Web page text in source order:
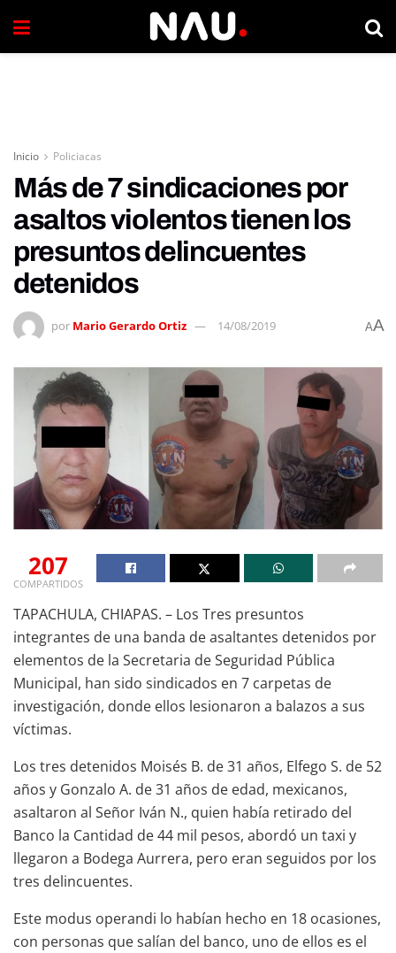
Inicio Policiacas
Más de 7 sindicaciones por
asaltos violentos tienen los
presuntos delincuentes
detenidos
por Mario Gerardo Ortiz 14/08/2019 AA
207
COMPARTIDOS
TAPACHULA, CHIAPAS. – Los Tres presuntos
integrantes de una banda de asaltantes detenidos por
elementos de la Secretaria de Seguridad Pública
Municipal, han sido sindicados en 7 carpetas de
investigación, donde ellos lesionaron a balazos a sus
víctimas.
Los tres detenidos Moisés B. de 31 años, Elfego S. de 52
años y Gonzalo A. de 31 años de edad, mexicanos,
asaltaron al Señor Iván N., quien había retirado del
Banco la Cantidad de 44 mil pesos, abordó un taxi y
llegaron a Bodega Aurrera, pero eran seguidos por los
tres delincuentes.
Este modus operandi lo habían hecho en 18 ocasiones,
con personas que salían del banco, uno de ellos es el